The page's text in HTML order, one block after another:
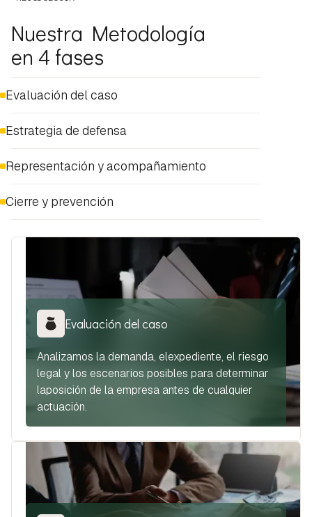
Nuestra Metodología
en 4 fases
Evaluación del caso
Estrategia de defensa
Representación y acompañamiento
Cierre y prevención
Evaluación del caso
Analizamos la demanda, elexpediente, el riesgo
legal y los escenarios posibles para determinar
laposición de la empresa antes de cualquier
actuación.